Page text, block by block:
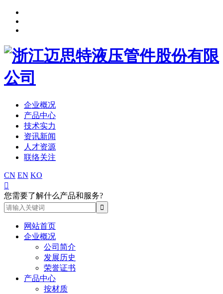
企业概况
产品中心
技术实力
资讯新闻
人才资源
联络关注
CN EN KO

您需要了解什么产品和服务?
网站首页
企业概况
公司简介
发展历史
荣誉证书
产品中心
按材质